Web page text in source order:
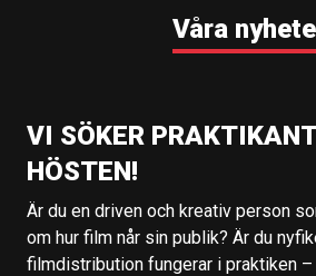
Våra
VI SÖKER
HÖSTEN!
Är du en driven och kreativ person
om hur film når sin publik? Är du
filmdistribution fungerar i praktiken